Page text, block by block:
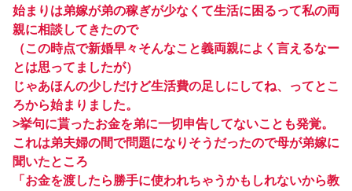
始まりは弟嫁が弟の稼ぎが少なくて生活に困るって私の両
親に相談してきたので
（この時点で新婚早々そんなこと義両親によく言えるなー
とは思ってましたが）
じゃあほんの少しだけど生活費の足しにしてね、ってとこ
ろから始まりました。
>挙句に貰ったお金を弟に一切申告してないことも発覚。
これは弟夫婦の間で問題になりそうだったので母が弟嫁に
聞いたところ
「お金を渡したら勝手に使われちゃうかもしれないから教